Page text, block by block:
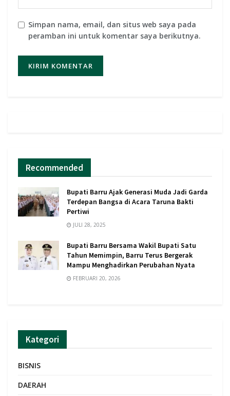
Simpan nama, email, dan situs web saya pada
peramban ini untuk komentar saya berikutnya.
Recommended
Bupati Barru Ajak Generasi Muda Jadi Garda
Terdepan Bangsa di Acara Taruna Bakti
Pertiwi
JULI 28, 2025
Bupati Barru Bersama Wakil Bupati Satu
Tahun Memimpin, Barru Terus Bergerak
Mampu Menghadirkan Perubahan Nyata
FEBRUARI 20, 2026
Kategori
BISNIS
DAERAH